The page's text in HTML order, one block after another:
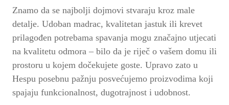
Znamo da se najbolji dojmovi stvaraju kroz male
detalje. Udoban madrac, kvalitetan jastuk ili krevet
prilagođen potrebama spavanja mogu značajno utjecati
na kvalitetu odmora – bilo da je riječ o vašem domu ili
prostoru u kojem dočekujete goste. Upravo zato u
Hespu posebnu pažnju posvećujemo proizvodima koji
spajaju funkcionalnost, dugotrajnost i udobnost.